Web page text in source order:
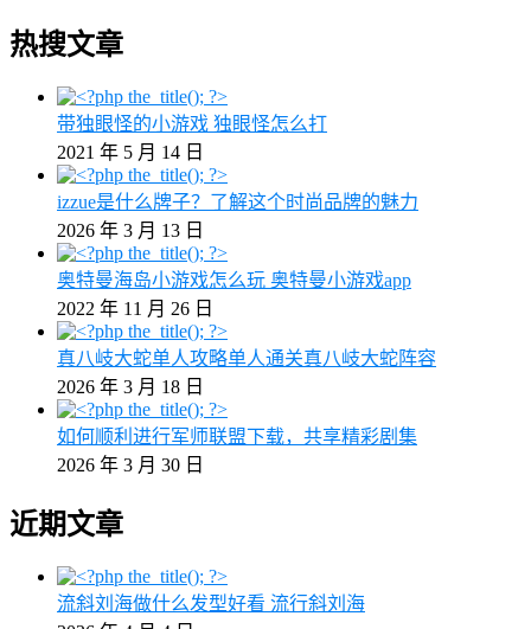
热搜文章
带独眼怪的小游戏 独眼怪怎么打
2021 年 5 月 14 日
izzue是什么牌子？了解这个时尚品牌的魅力
2026 年 3 月 13 日
奥特曼海岛小游戏怎么玩 奥特曼小游戏app
2022 年 11 月 26 日
真八岐大蛇单人攻略单人通关真八岐大蛇阵容
2026 年 3 月 18 日
如何顺利进行军师联盟下载，共享精彩剧集
2026 年 3 月 30 日
近期文章
流斜刘海做什么发型好看 流行斜刘海